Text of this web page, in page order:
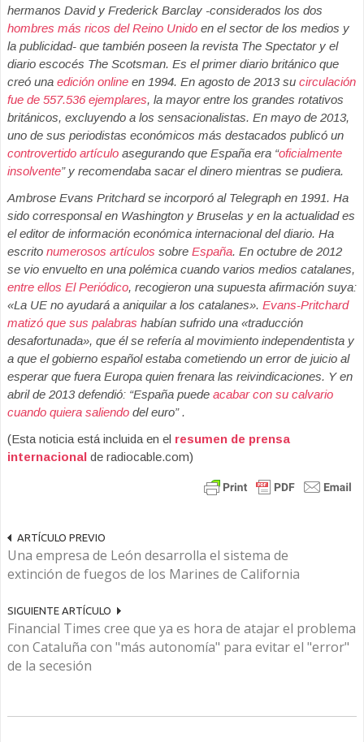
hermanos David y Frederick Barclay -considerados los dos
hombres más ricos del Reino Unido en el sector de los medios y
la publicidad- que también poseen la revista The Spectator y el
diario escocés The Scotsman. Es el primer diario británico que
creó una edición online en 1994. En agosto de 2013 su circulación
fue de 557.536 ejemplares, la mayor entre los grandes rotativos
británicos, excluyendo a los sensacionalistas. En mayo de 2013,
uno de sus periodistas económicos más destacados publicó un
controvertido artículo asegurando que España era “oficialmente
insolvente” y recomendaba sacar el dinero mientras se pudiera.
Ambrose Evans Pritchard se incorporó al Telegraph en 1991. Ha
sido corresponsal en Washington y Bruselas y en la actualidad es
el editor de información económica internacional del diario. Ha
escrito numerosos artículos sobre España. En octubre de 2012
se vio envuelto en una polémica cuando varios medios catalanes,
entre ellos El Periódico, recogieron una supuesta afirmación suya:
«La UE no ayudará a aniquilar a los catalanes». Evans-Pritchard
matizó que sus palabras habían sufrido una «traducción
desafortunada», que él se refería al movimiento independentista y
a que el gobierno español estaba cometiendo un error de juicio al
esperar que fuera Europa quien frenara las reivindicaciones. Y en
abril de 2013 defendió: “España puede acabar con su calvario
cuando quiera saliendo del euro” .
(Esta noticia está incluida en el resumen de prensa
internacional de radiocable.com)
ARTÍCULO PREVIO
Una empresa de León desarrolla el sistema de
extinción de fuegos de los Marines de California
SIGUIENTE ARTÍCULO
Financial Times cree que ya es hora de atajar el problema
con Cataluña con "más autonomía" para evitar el "error"
de la secesión